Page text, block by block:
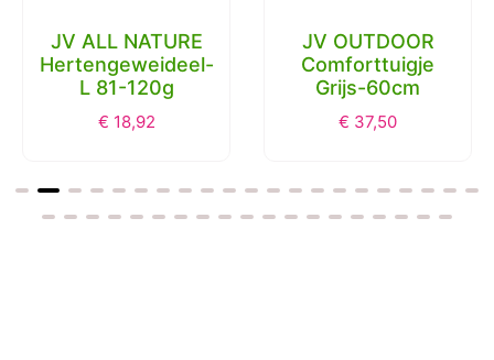
JV ALL NATURE
Hertengeweideel-
L 81-120g
€ 18,92
JV OUTDOOR
Comforttuigje
Grijs-60cm
€ 37,50